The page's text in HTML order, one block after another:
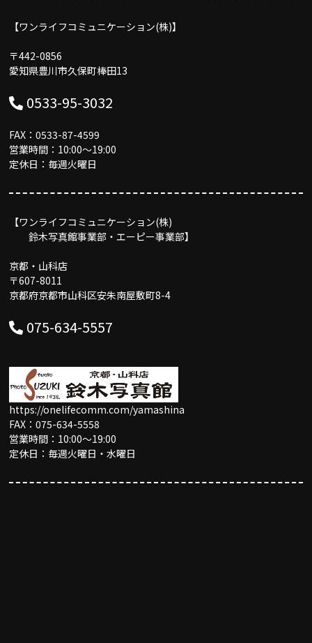
【ワンライフコミュニケーション(株)】
〒442-0856
愛知県豊川市久保町棒田13
0533-95-3032
FAX：0533-87-4599
営業時間：10:00〜19:00
定休日：毎週火曜日
【ワンライフコミュニケーション(株)
鈴木写真館事業部・エーピー事業部】
京都・山科店
〒607-8011
京都府京都市山科区安朱南屋敷町8-4
075-634-5557
https://onelifecomm.com/yamashina
FAX：075-634-5558
営業時間：10:00〜19:00
定休日：毎週火曜日・水曜日